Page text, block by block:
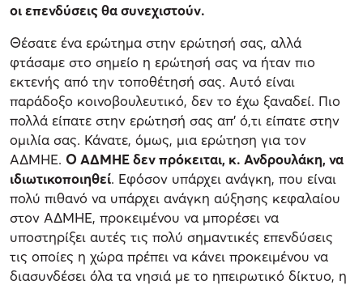
οι επενδύσεις θα συνεχιστούν.
Θέσατε ένα ερώτημα στην ερώτησή σας, αλλά
φτάσαμε στο σημείο η ερώτησή σας να ήταν πιο
εκτενής από την τοποθέτησή σας. Αυτό είναι
παράδοξο κοινοβουλευτικό, δεν το έχω ξαναδεί. Πιο
πολλά είπατε στην ερώτησή σας απ’ ό,τι είπατε στην
ομιλία σας. Κάνατε, όμως, μια ερώτηση για τον
ΑΔΜΗΕ. Ο ΑΔΜΗΕ δεν πρόκειται, κ. Ανδρουλάκη, να
ιδιωτικοποιηθεί. Εφόσον υπάρχει ανάγκη, που είναι
πολύ πιθανό να υπάρχει ανάγκη αύξησης κεφαλαίου
στον ΑΔΜΗΕ, προκειμένου να μπορέσει να
υποστηρίξει αυτές τις πολύ σημαντικές επενδύσεις
τις οποίες η χώρα πρέπει να κάνει προκειμένου να
διασυνδέσει όλα τα νησιά με το ηπειρωτικό δίκτυο, η